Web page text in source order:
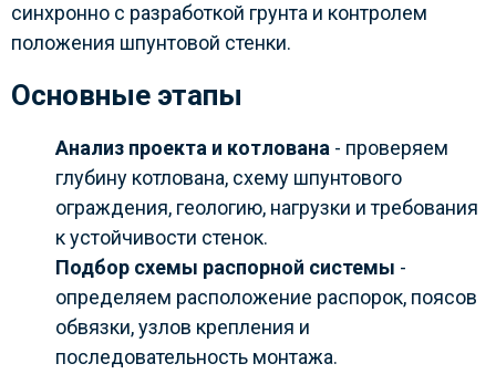
синхронно с разработкой грунта и контролем
положения шпунтовой стенки.
Основные этапы
Анализ проекта и котлована - проверяем
глубину котлована, схему шпунтового
ограждения, геологию, нагрузки и требования
к устойчивости стенок.
Подбор схемы распорной системы -
определяем расположение распорок, поясов
обвязки, узлов крепления и
последовательность монтажа.